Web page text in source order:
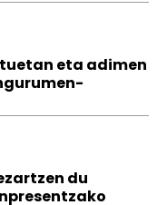
eta adimen
du